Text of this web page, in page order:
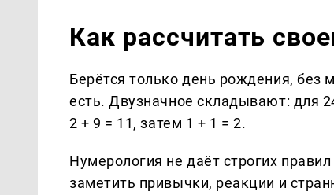
Как рассчитать
Берётся только день рождения, без
есть. Двузначное складывают: для
2 + 9 = 11, затем 1 + 1 = 2.
Нумерология не даёт строгих
заметить привычки, реакции и